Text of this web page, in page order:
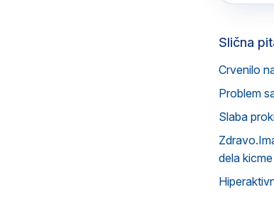
Slična
Crvenilo
Problem
Slaba
dela